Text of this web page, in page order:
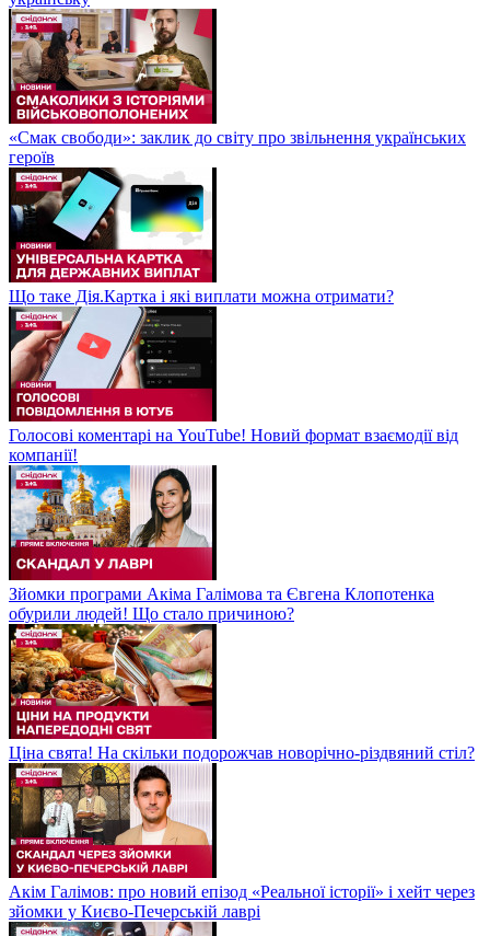
«Смак свободи»: заклик до світу про звільнення українських
героїв
Що таке Дія.Картка і які виплати можна отримати?
Голосові коментарі на YouTube! Новий формат взаємодії від
компанії!
Зйомки програми Акіма Галімова та Євгена Клопотенка
обурили людей! Що стало причиною?
Ціна свята! На скільки подорожчав новорічно-різдвяний стіл?
Акім Галімов: про новий епізод «Реальної історії» і хейт через
зйомки у Києво-Печерській лаврі